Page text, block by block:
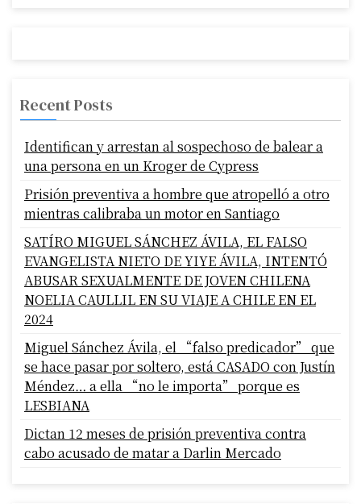
Recent Posts
Identifican y arrestan al sospechoso de balear a
una persona en un Kroger de Cypress
Prisión preventiva a hombre que atropelló a otro
mientras calibraba un motor en Santiago
SATÍRO MIGUEL SÁNCHEZ ÁVILA, EL FALSO
EVANGELISTA NIETO DE YIYE ÁVILA, INTENTÓ
ABUSAR SEXUALMENTE DE JOVEN CHILENA
NOELIA CAULLIL EN SU VIAJE A CHILE EN EL
2024
Miguel Sánchez Ávila, el “falso predicador” que
se hace pasar por soltero, está CASADO con Justín
Méndez… a ella “no le importa” porque es
LESBIANA
Dictan 12 meses de prisión preventiva contra
cabo acusado de matar a Darlin Mercado